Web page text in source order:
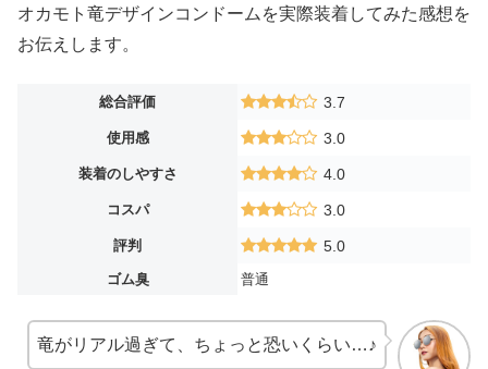
オカモト竜デザインコンドームを実際装着してみた感想を
お伝えします。
総合評価 3.7
使用感 3.0
装着のしやすさ 4.0
コスパ 3.0
評判 5.0
ゴム臭 普通
竜がリアル過ぎて、ちょっと恐いくらい…♪